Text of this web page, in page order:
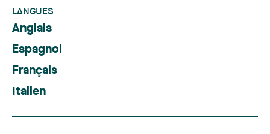
LANGUES
Anglais
Espagnol
Français
Italien